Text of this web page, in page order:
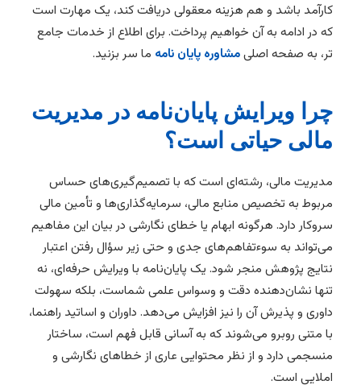
کارآمد باشد و هم هزینه معقولی دریافت کند، یک مهارت است
که در ادامه به آن خواهیم پرداخت. برای اطلاع از خدمات جامع
تر، به صفحه اصلیمشاوره پایان نامه ما سر بزنید.
چرا ویرایش پایان‌نامه در مدیریت
مالی حیاتی است؟
مدیریت مالی، رشته‌ای است که با تصمیم‌گیری‌های حساس
مربوط به تخصیص منابع مالی، سرمایه‌گذاری‌ها و تأمین مالی
سروکار دارد. هرگونه ابهام یا خطای نگارشی در بیان این مفاهیم
می‌تواند به سوءتفاهم‌های جدی و حتی زیر سؤال رفتن اعتبار
نتایج پژوهش منجر شود. یک پایان‌نامه با ویرایش حرفه‌ای، نه
تنها نشان‌دهنده دقت و وسواس علمی شماست، بلکه سهولت
داوری و پذیرش آن را نیز افزایش می‌دهد. داوران و اساتید راهنما،
با متنی روبرو می‌شوند که به آسانی قابل فهم است، ساختار
منسجمی دارد و از نظر محتوایی عاری از خطاهای نگارشی و
املایی است.